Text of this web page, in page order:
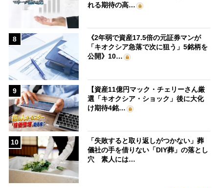
れる期待の高…
8
《2年弱で資産17.5倍の元証券マンが
「キオクシア急落で次に狙う」5銘柄を
公開》10…
9
【資産11億円マック・チェリーさん厳
選「キオクシア・ショック」後に大化
け期待4銘…
10
「失敗すると取り返しがつかない」葬
儀社の手を借りない「DIY葬」の落とし
穴 素人には…